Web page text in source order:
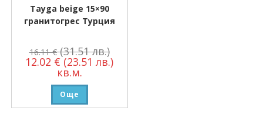
Tayga beige 15×90
гранитогрес Турция
16.11€ (31.51 лв.)
12.02 € (23.51 лв.)
кв.м.
Още